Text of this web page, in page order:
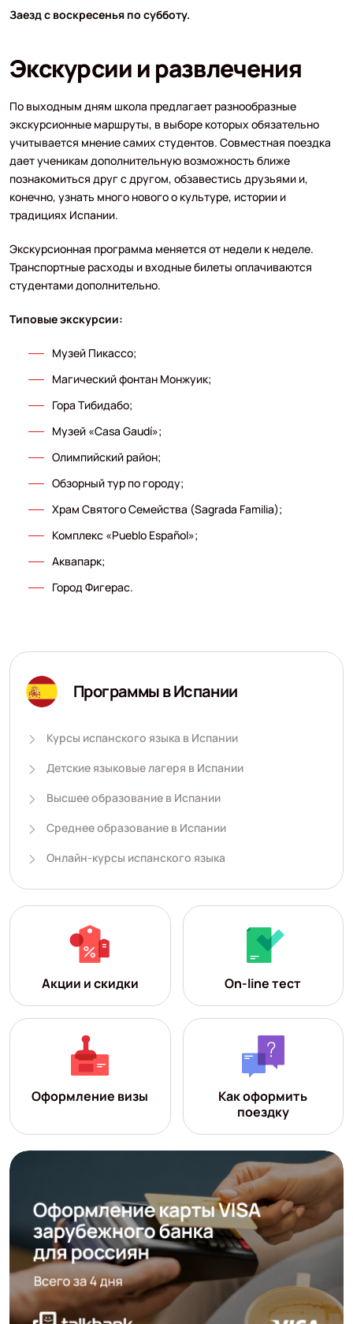
Заезд с воскресенья по субботу.
Экскурсии и развлечения
По выходным дням школа предлагает разнообразные
экскурсионные маршруты, в выборе которых обязательно
учитывается мнение самих студентов. Совместная поездка
дает ученикам дополнительную возможность ближе
познакомиться друг с другом, обзавестись друзьями и,
конечно, узнать много нового о культуре, истории и
традициях Испании.
Экскурсионная программа меняется от недели к неделе.
Транспортные расходы и входные билеты оплачиваются
студентами дополнительно.
Типовые экскурсии:
Музей Пикассо;
Магический фонтан Монжуик;
Гора Тибидабо;
Музей «Casa Gaudí»;
Олимпийский район;
Обзорный тур по городу;
Храм Святого Семейства (Sagrada Familia);
Комплекс «Pueblo Español»;
Аквапарк;
Город Фигерас.
Программы в Испании
Курсы испанского языка в Испании
Детские языковые лагеря в Испании
Высшее образование в Испании
Среднее образование в Испании
Онлайн-курсы испанского языка
Акции и скидки On-line тест
Оформление визы
Как оформить
поездку